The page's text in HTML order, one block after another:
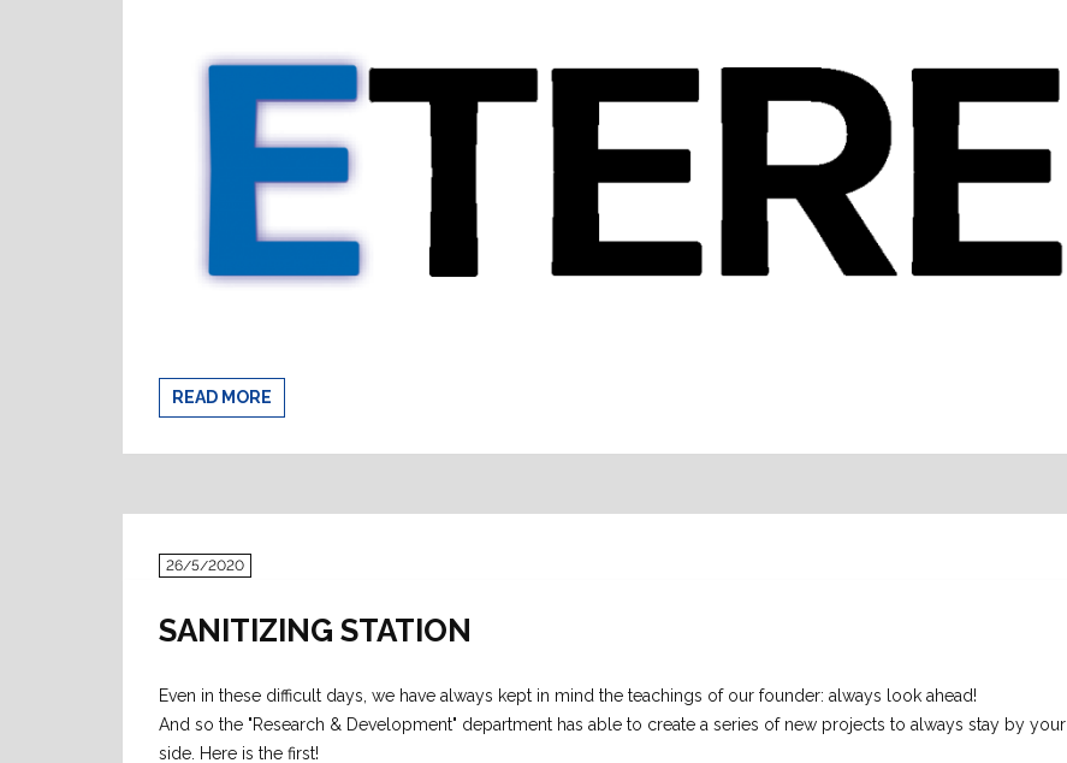
READ MORE
26/5/2020
SANITIZING STATION
Even in these difficult days, we have always kept in mind the teachings of our founder: always look ahead!
And so the "Research & Development" department has able to create a series of new projects to always stay by your
side. Here is the first!